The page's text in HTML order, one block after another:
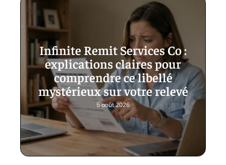
Infinite Remit Services Co :
explications claires pour
comprendre ce libellé
mystérieux sur votre relevé
5 août 2026